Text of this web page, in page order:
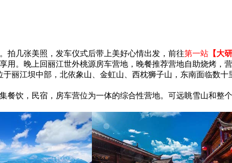
拍几张美照，发车仪式后带上美好心情出发，前往第一站 【大
用。晚上回丽江世外桃源房车营地，晚餐推荐营地自助烧烤，
丽江坝中部，北依象山、金虹山、西枕狮子山，东南面临数
餐饮，民宿，房车营位为一体的综合性营地。可远眺雪山和整